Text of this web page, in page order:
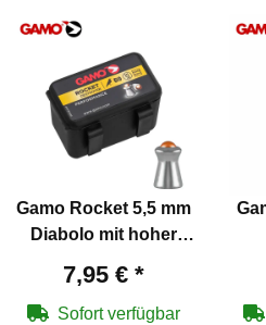
Gamo Rocket 5,5 mm
Diabolo mit hoher
7,95 € *
Sofort verfügbar